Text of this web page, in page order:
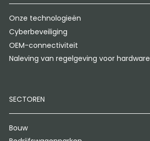
Onze technologieën
Cyberbeveiliging
OEM-connectiviteit
Naleving van regelgeving voor hardware
SECTOREN
Bouw